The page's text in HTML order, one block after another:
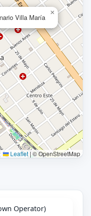
Villa María
×
Leaflet|© OpenStreetMap
Operator)